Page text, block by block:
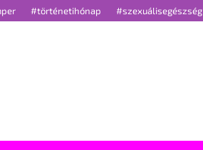
#történetihónap #szexuálisegészség